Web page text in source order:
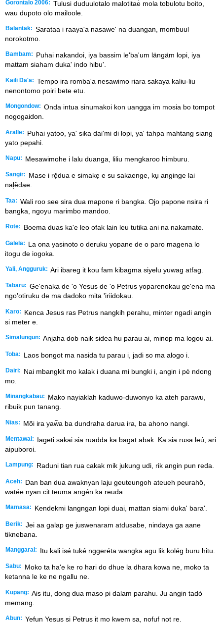
Gorontalo 2006: Tulusi duduulotalo malotitae̒ mola tobulotu boito,
wau dupoto olo mailoole.
Balantak: Sarataa i raaya'a nasawe' na duangan, mombuul
norokotmo.
Bambam:
Puhai nakandoi, iya bassim le'ba'um längäm lopi, iya
mattam siaham duka' indo hibu'.
Kaili Da'a: Tempo ira romba'a nesawimo riara sakaya kaliu-liu
nenontomo poiri bete etu.
Mongondow: Onda intua sinumakoi kon uangga im mosia bo tompot
nogogaidon.
Aralle:
Puhai yatoo, ya' sika dai'mi di lopi, ya' tahpa mahtang siang
yato pepahi.
Napu: Mesawimohe i lalu duanga, liliu mengkaroo himburu.
Sangir:
Mase i rẹ̌dua e simakẹ e su sakaenge, kụ anginge lai
nal᷊ědạe.
Taa: Wali roo see sira dua mapone ri bangka. Ojo papone nsira ri
bangka, ngoyu marimbo mandoo.
Rote: Boema duas ka'e leo ofak lain leu tutika ani na nakamate.
Galela:
La ona yasinoto o deruku yopane de o paro magena lo
itogu de iogoka.
Yali, Angguruk: Ari ibareg it kou fam kibagma siyelu yuwag atfag.
Tabaru: Ge'enaka de 'o Yesus de 'o Petrus yoparenokau ge'ena ma
ngo'otiruku de ma dadoko mita 'iriidokau.
Karo:
Kenca Jesus ras Petrus nangkih perahu, minter ngadi angin
si meter e.
Simalungun: Anjaha dob naik sidea hu parau ai, minop ma logou ai.
Toba: Laos bongot ma nasida tu parau i, jadi so ma alogo i.
Dairi:
Nai mbangkit mo kalak i duana mi bungki i, angin i pè ndong
mo.
Minangkabau:
Mako nayiaklah kaduwo-duwonyo ka ateh parawu,
ribuik pun tanang.
Nias: Mõi ira yaw̃a ba dundraha darua ira, ba ahono nangi.
Mentawai:
Iageti sakai sia ruadda ka bagat abak. Ka sia rusa leú, ari
aipuboroi.
Lampung: Raduni tian rua cakak mik jukung udi, rik angin pun reda.
Aceh:
Dan ban dua awaknyan laju geuteungoh ateueh peurahô,
watée nyan cit teuma angén ka reuda.
Mamasa: Kendekmi langngan lopi duai, mattan siami duka' bara'.
Berik: Jei aa galap ge juswenaram atdusabe, nindaya ga aane
tiknebana.
Manggarai: Itu kali isé tuké nggeréta wangka agu lik kolég buru hitu.
Sabu:
Moko ta ha'e ke ro hari do dhue la dhara kowa ne, moko ta
ketanna le ke ne ngallu ne.
Kupang: Ais itu, dong dua maso pi dalam parahu. Ju angin tadó
memang.
Abun: Yefun Yesus si Petrus it mo kwem sa, nofuf not re.